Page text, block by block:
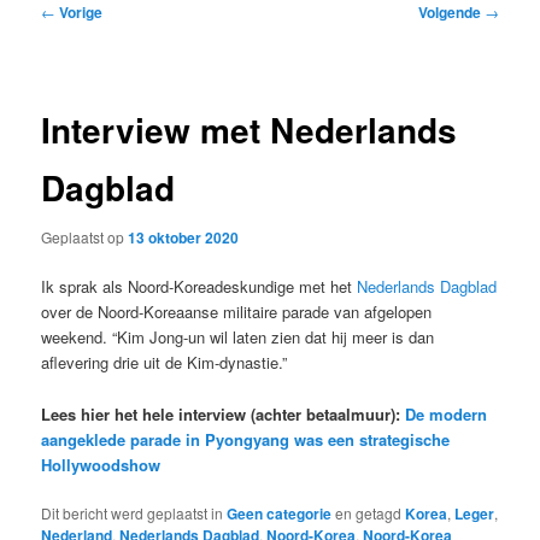
Bericht
← Vorige Volgende →
Interview met Nederlands
Dagblad
Geplaatst op13 oktober 2020
Ik sprak als Noord-Koreadeskundige met het Nederlands Dagblad
over de Noord-Koreaanse militaire parade van afgelopen
weekend. “Kim Jong-un wil laten zien dat hij meer is dan
aflevering drie uit de Kim-dynastie.”
Lees hier het hele interview (achter betaalmuur): De modern
aangeklede parade in Pyongyang was een strategische
Hollywoodshow
Dit bericht werd geplaatst inGeen categorieen getagdKorea, Leger,
Nederland,Nederlands Dagblad,Noord-Korea,Noord-Korea